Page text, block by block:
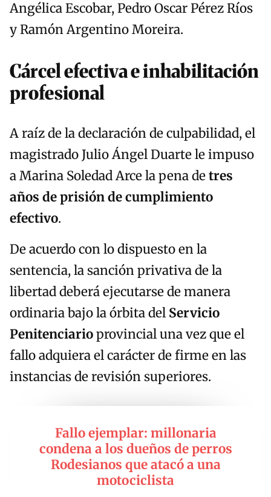
Angélica Escobar, Pedro Oscar Pérez Ríos
y Ramón Argentino Moreira.
Cárcel efectiva e inhabilitación
profesional
A raíz de la declaración de culpabilidad, el
magistrado Julio Ángel Duarte le impuso
a Marina Soledad Arce la pena detres
años de prisión de cumplimiento
efectivo.
De acuerdo con lo dispuesto en la
sentencia, la sanción privativa de la
libertad deberá ejecutarse de manera
ordinaria bajo la órbita del Servicio
Penitenciarioprovincial una vez que el
fallo adquiera el carácter de firme en las
instancias de revisión superiores.
Fallo ejemplar: millonaria
condena a los dueños de perros
Rodesianos que atacó a una
motociclista